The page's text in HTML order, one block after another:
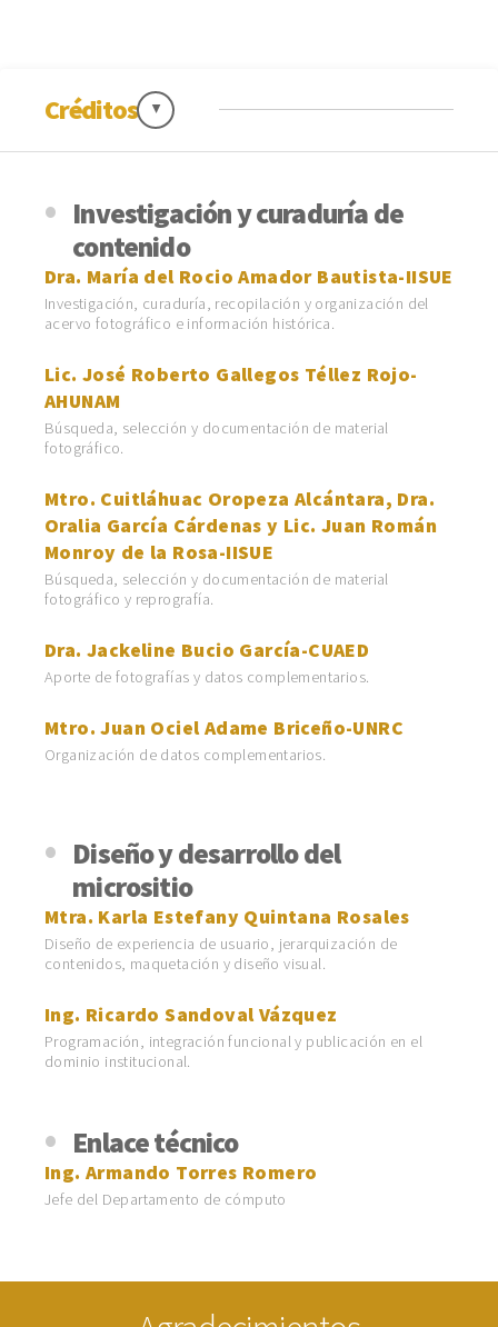
Créditos
Investigación y curaduría de
contenido
Dra. María del Rocio Amador Bautista-IISUE
Investigación, curaduría, recopilación y organización del
acervo fotográfico e información histórica.
Lic. José Roberto Gallegos Téllez Rojo-
AHUNAM
Búsqueda, selección y documentación de material
fotográfico.
Mtro. Cuitláhuac Oropeza Alcántara, Dra.
Oralia García Cárdenas y Lic. Juan Román
Monroy de la Rosa-IISUE
Búsqueda, selección y documentación de material
fotográfico y reprografía.
Dra. Jackeline Bucio García-CUAED
Aporte de fotografías y datos complementarios.
Mtro. Juan Ociel Adame Briceño-UNRC
Organización de datos complementarios.
Diseño y desarrollo del
micrositio
Mtra. Karla Estefany Quintana Rosales
Diseño de experiencia de usuario, jerarquización de
contenidos, maquetación y diseño visual.
Ing. Ricardo Sandoval Vázquez
Programación, integración funcional y publicación en el
dominio institucional.
Enlace técnico
Ing. Armando Torres Romero
Jefe del Departamento de cómputo